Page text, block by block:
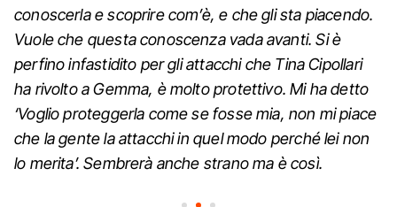
conoscerla e scoprire com’è, e che gli sta piacendo.
Vuole che questa conoscenza vada avanti. Si è
perfino infastidito per gli attacchi che Tina Cipollari
ha rivolto a Gemma, è molto protettivo. Mi ha detto
‘Voglio proteggerla come se fosse mia, non mi piace
che la gente la attacchi in quel modo perché lei non
lo merita’. Sembrerà anche strano ma è così.